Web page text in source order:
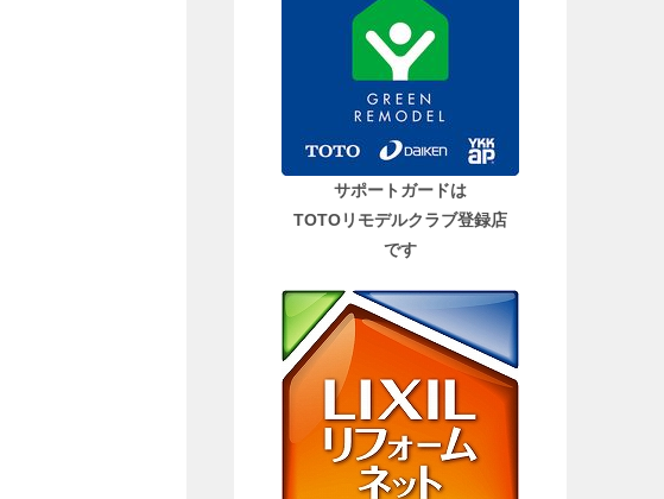
サポートガードは
TOTOリモデルクラブ登録店
です